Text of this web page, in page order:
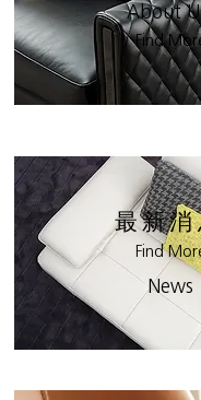
About
Find
最新
Find
News